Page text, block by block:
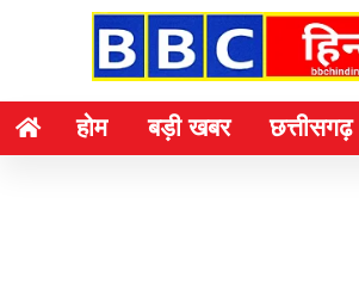
होम बड़ी खबर छत्तीसगढ़